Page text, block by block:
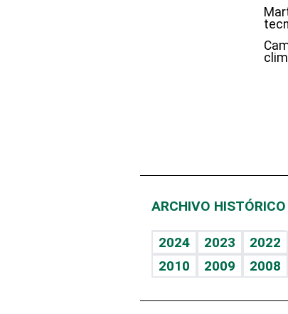
ARCHIVO HISTÓRICO
2024 2023 2022
2010
2009 2008